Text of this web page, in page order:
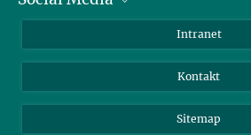
LinkedIn
Intranet
Kontakt
Sitemap